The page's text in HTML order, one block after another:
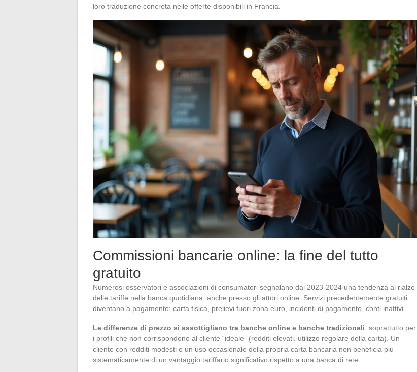
loro traduzione concreta nelle offerte disponibili in Francia.
Commissioni bancarie online: la fine del tutto
gratuito
Numerosi osservatori e associazioni di consumatori segnalano dal 2023-2024 una tendenza al rialzo
delle tariffe nella banca quotidiana, anche presso gli attori online. Servizi precedentemente gratuiti
diventano a pagamento: carta fisica, prelievi fuori zona euro, incidenti di pagamento, conti inattivi.
Le differenze di prezzo si assottigliano tra banche online e banche tradizionali , soprattutto per
i profili che non corrispondono al cliente “ideale” (redditi elevati, utilizzo regolare della carta). Un
cliente con redditi modesti o un uso occasionale della propria carta bancaria non beneficia più
sistematicamente di un vantaggio tariffario significativo rispetto a una banca di rete.